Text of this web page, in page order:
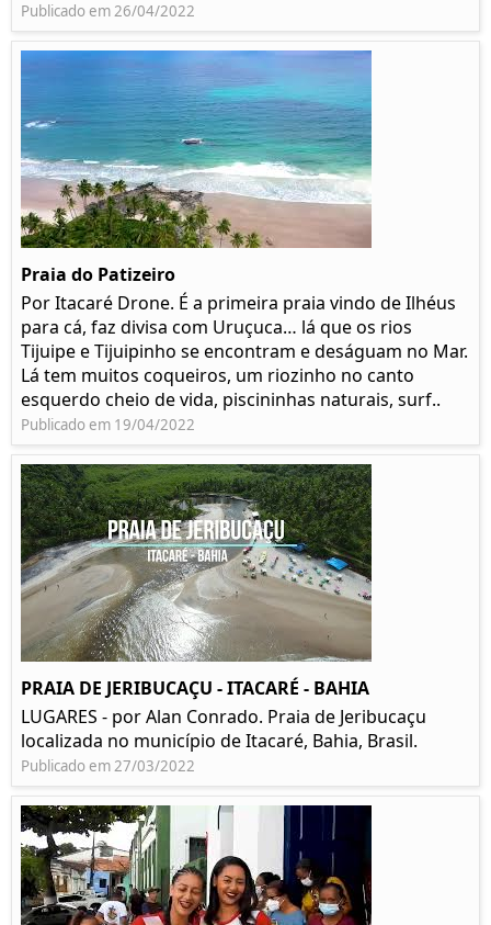
Publicado em 26/04/2022
Praia do Patizeiro
Por Itacaré Drone. É a primeira praia vindo de Ilhéus
para cá, faz divisa com Uruçuca… lá que os rios
Tijuipe e Tijuipinho se encontram e deságuam no Mar.
Lá tem muitos coqueiros, um riozinho no canto
esquerdo cheio de vida, piscininhas naturais, surf..
Publicado em 19/04/2022
PRAIA DE JERIBUCAÇU - ITACARÉ - BAHIA
LUGARES - por Alan Conrado. Praia de Jeribucaçu
localizada no município de Itacaré, Bahia, Brasil.
Publicado em 27/03/2022